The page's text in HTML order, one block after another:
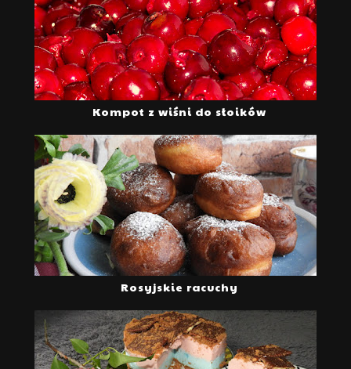
Kompot z wiśni do słoików
Rosyjskie racuchy